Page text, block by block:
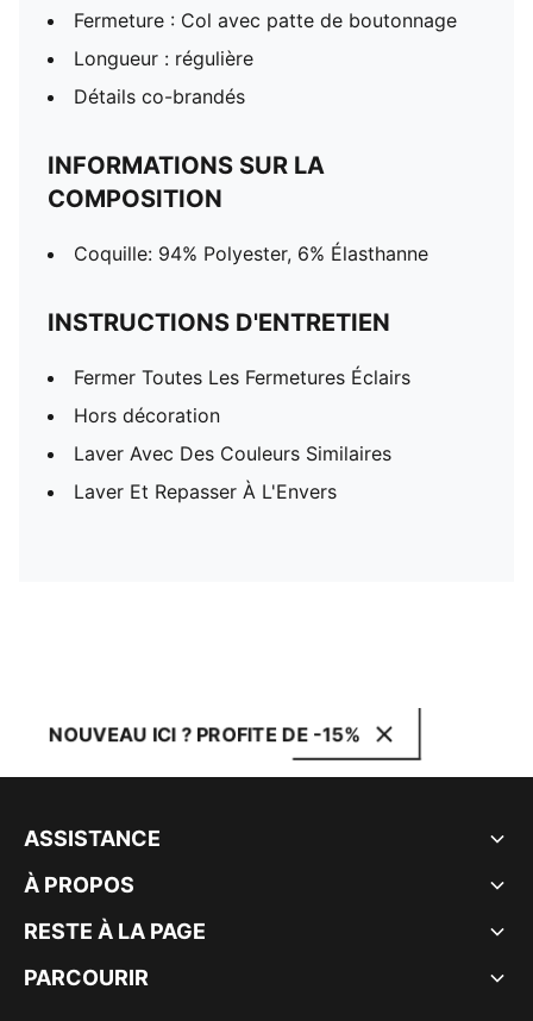
Fermeture : Col avec patte de boutonnage
Longueur : régulière
Détails co-brandés
INFORMATIONS SUR LA
COMPOSITION
Coquille: 94% Polyester, 6% Élasthanne
INSTRUCTIONS D'ENTRETIEN
Fermer Toutes Les Fermetures Éclairs
Hors décoration
Laver Avec Des Couleurs Similaires
Laver Et Repasser À L'Envers
NOUVEAU ICI ? PROFITE DE -15%
ASSISTANCE
À PROPOS
RESTE À LA PAGE
PARCOURIR